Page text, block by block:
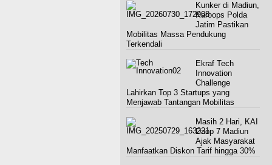
Kunker di Madiun,
Karoops Polda
Jatim Pastikan
Mobilitas Massa Pendukung
Terkendali
Ekraf Tech
Innovation
Challenge
Lahirkan Top 3 Startups yang
Menjawab Tantangan Mobilitas
Masih 2 Hari, KAI
Daop 7 Madiun
Ajak Masyarakat
Manfaatkan Diskon Tarif hingga 30%